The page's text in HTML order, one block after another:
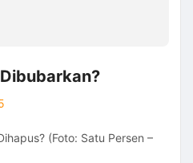
(Foto: Satu Persen –